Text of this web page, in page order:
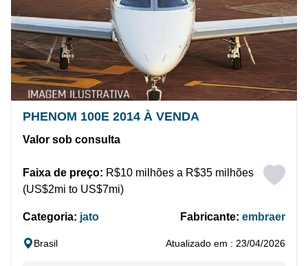
PHENOM 100E 2014 À VENDA
Valor sob consulta
Faixa de preço: R$10 milhões a R$35 milhões
(US$2mi to US$7mi)
Categoria: jato Fabricante: embraer
Brasil Atualizado em : 23/04/2026